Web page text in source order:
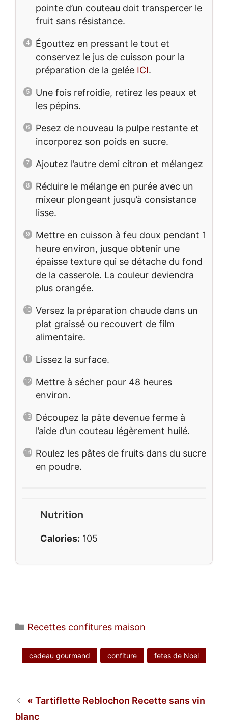
pointe d’un couteau doit transpercer le
fruit sans résistance.
Égouttez en pressant le tout et
conservez le jus de cuisson pour la
préparation de la gelée ICI.
Une fois refroidie, retirez les peaux et
les pépins.
Pesez de nouveau la pulpe restante et
incorporez son poids en sucre.
Ajoutez l’autre demi citron et mélangez
Réduire le mélange en purée avec un
mixeur plongeant jusqu’à consistance
lisse.
Mettre en cuisson à feu doux pendant 1
heure environ, jusque obtenir une
épaisse texture qui se détache du fond
de la casserole. La couleur deviendra
plus orangée.
Versez la préparation chaude dans un
plat graissé ou recouvert de film
alimentaire.
Lissez la surface.
Mettre à sécher pour 48 heures
environ.
Découpez la pâte devenue ferme à
l’aide d’un couteau légèrement huilé.
Roulez les pâtes de fruits dans du sucre
en poudre.
Nutrition
Calories: 105
Catégories
Recettes confitures maison
cadeau gourmand confiture fetes de Noel
Tartiflette Reblochon Recette sans vin
blanc